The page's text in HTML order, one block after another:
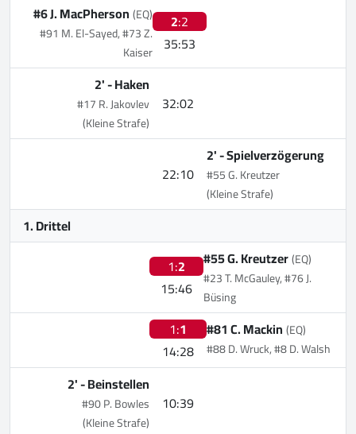
2:2
35:53
#6 J. MacPherson (EQ)
#91 M. El-Sayed, #73 Z.
Kaiser
32:02
2' -Haken
#17 R. Jakovlev
(Kleine Strafe)
22:10
2' -Spielverzögerung
#55 G. Kreutzer
(Kleine Strafe)
1. Drittel
1:2
15:46
#55 G. Kreutzer(EQ)
#23 T. McGauley, #76 J.
Büsing
1:1
14:28
#81 C. Mackin(EQ)
#88 D. Wruck, #8 D. Walsh
10:39
2' -Beinstellen
#90 P. Bowles
(Kleine Strafe)